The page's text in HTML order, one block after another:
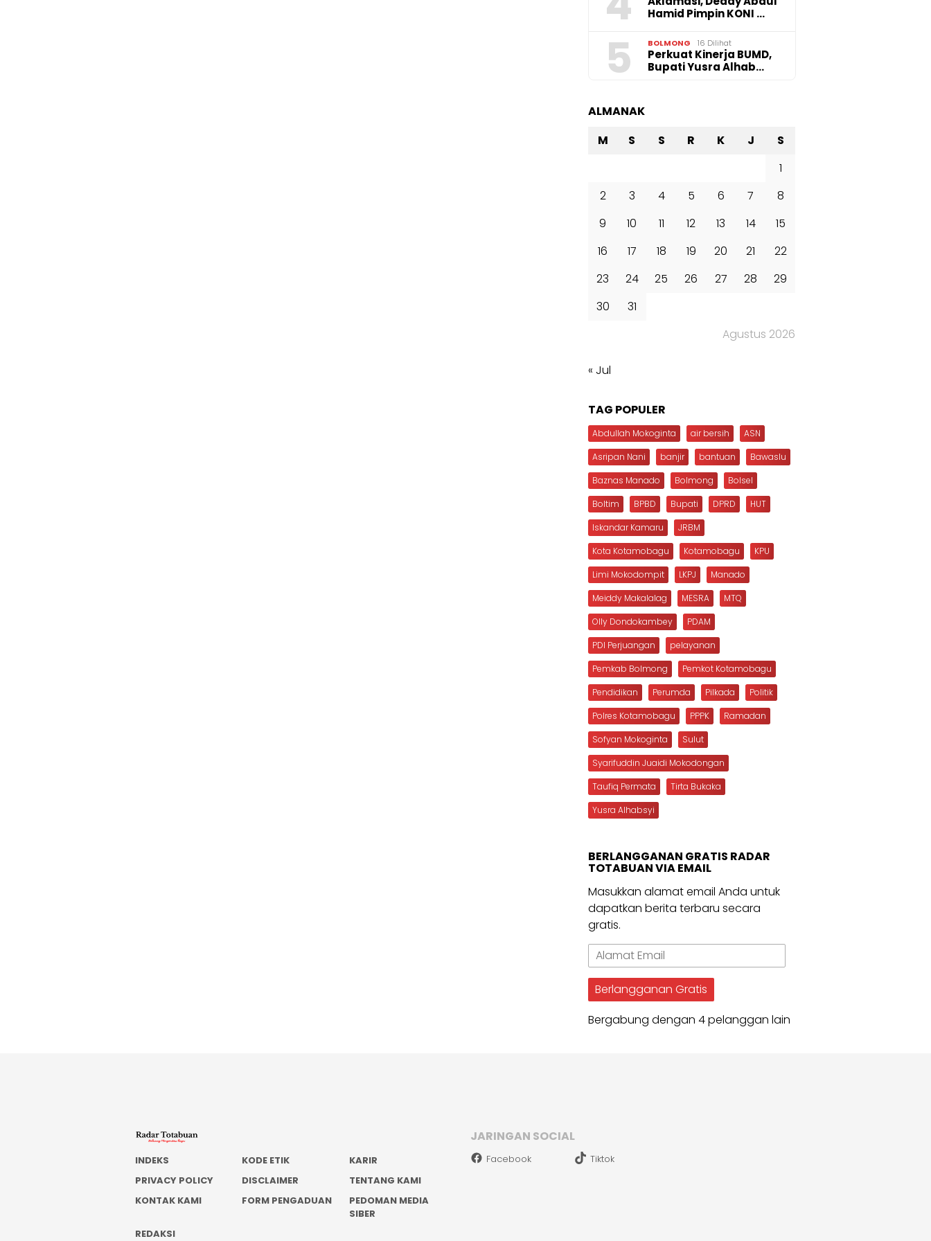
Hamid Pimpin KONI …
5 BOLMONG 16 Dilihat
Perkuat Kinerja BUMD,
Bupati Yusra Alhab…
ALMANAK
Agustus 2026
M S S R K J
S
1
2
3 4 5 6 7
8
9
10 11 12 13 14
15
16
17 18 19 20 21
22
23
24 25 26 27 28
29
30
31
« Jul
TAG POPULER
Abdullah Mokoginta air bersih
ASN
Asripan Nani
banjir bantuan
Bawaslu
Baznas Manado
Bolmong
Bolsel
Boltim
BPBD Bupati DPRD
HUT
Iskandar Kamaru
JRBM
Kota Kotamobagu
Kotamobagu
KPU
Limi Mokodompit
LKPJ
Manado
Meiddy Makalalag
MESRA
MTQ
Olly Dondokambey
PDAM
PDI Perjuangan
pelayanan
Pemkab Bolmong
Pemkot Kotamobagu
Pendidikan
Perumda Pilkada
Politik
Polres Kotamobagu
PPPK
Ramadan
Sofyan Mokoginta
Sulut
Syarifuddin Juaidi Mokodongan
Taufiq Permata
Tirta Bukaka
Yusra Alhabsyi
BERLANGGANAN GRATIS RADAR
TOTABUAN VIA EMAIL
Masukkan alamat email Anda untuk
dapatkan berita terbaru secara
gratis.
Alamat
Email
Berlangganan Gratis
Bergabung dengan 4 pelanggan lain
INDEKS KODE ETIK
KARIR
PRIVACY POLICY
DISCLAIMER
TENTANG KAMI
KONTAK KAMI
FORM PENGADUAN
PEDOMAN MEDIA
SIBER
REDAKSI
JARINGAN SOCIAL
Facebook Tiktok